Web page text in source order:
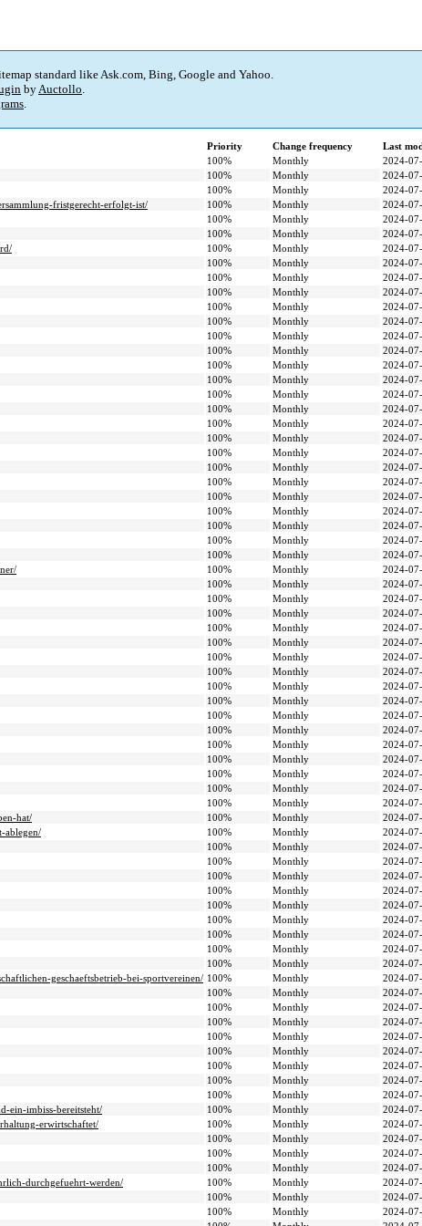
standard like Ask.com, Bing, Google and Yahoo.
byAuctollo.
.
Priority Change frequency
Last
100% Monthly
2024-
100% Monthly
2024-
100% Monthly
2024-
fristgerecht-erfolgt-ist/
100% Monthly
2024-
100% Monthly
2024-
100% Monthly
2024-
100% Monthly
2024-
100% Monthly
2024-
100% Monthly
2024-
100% Monthly
2024-
100% Monthly
2024-
100% Monthly
2024-
100% Monthly
2024-
100% Monthly
2024-
100% Monthly
2024-
100% Monthly
2024-
100% Monthly
2024-
100% Monthly
2024-
100% Monthly
2024-
100% Monthly
2024-
100% Monthly
2024-
100% Monthly
2024-
100% Monthly
2024-
100% Monthly
2024-
100% Monthly
2024-
100% Monthly
2024-
100% Monthly
2024-
100% Monthly
2024-
100% Monthly
2024-
100% Monthly
2024-
100% Monthly
2024-
100% Monthly
2024-
100% Monthly
2024-
100% Monthly
2024-
100% Monthly
2024-
100% Monthly
2024-
100% Monthly
2024-
100% Monthly
2024-
100% Monthly
2024-
100% Monthly
2024-
100% Monthly
2024-
100% Monthly
2024-
100% Monthly
2024-
100% Monthly
2024-
100% Monthly
2024-
hat/
100% Monthly
2024-
ablegen/
100% Monthly
2024-
100% Monthly
2024-
100% Monthly
2024-
100% Monthly
2024-
100% Monthly
2024-
100% Monthly
2024-
100% Monthly
2024-
100% Monthly
2024-
100% Monthly
2024-
100% Monthly
2024-
geschaeftsbetrieb-bei-sportvereinen/ 100% Monthly
2024-
100% Monthly
2024-
100% Monthly
2024-
100% Monthly
2024-
100% Monthly
2024-
100% Monthly
2024-
100% Monthly
2024-
100% Monthly
2024-
100% Monthly
2024-
ein-imbiss-bereitsteht/
100% Monthly
2024-
erwirtschaftet/
100% Monthly
2024-
100% Monthly
2024-
100% Monthly
2024-
100% Monthly
2024-
durchgefuehrt-werden/
100% Monthly
2024-
100% Monthly
2024-
100% Monthly
2024-